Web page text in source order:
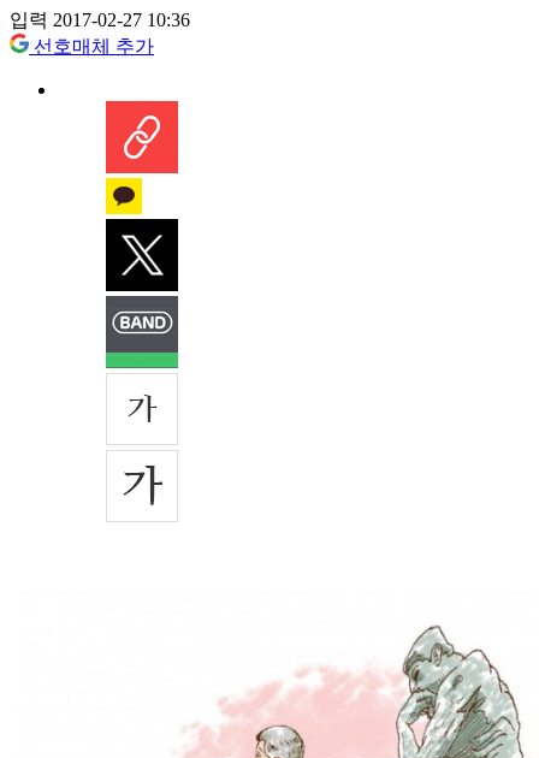
입력 2017-02-27 10:36
선호매체 추가